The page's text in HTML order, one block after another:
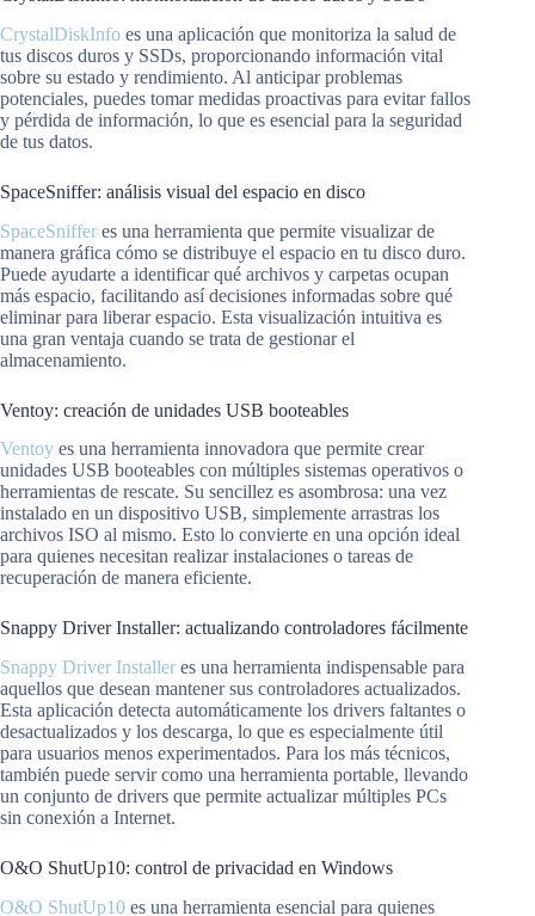
CrystalDiskInfo es una aplicación que monitoriza la salud de
tus discos duros y SSDs, proporcionando información vital
sobre su estado y rendimiento. Al anticipar problemas
potenciales, puedes tomar medidas proactivas para evitar fallos
y pérdida de información, lo que es esencial para la seguridad
de tus datos.
SpaceSniffer: análisis visual del espacio en disco
SpaceSniffer es una herramienta que permite visualizar de
manera gráfica cómo se distribuye el espacio en tu disco duro.
Puede ayudarte a identificar qué archivos y carpetas ocupan
más espacio, facilitando así decisiones informadas sobre qué
eliminar para liberar espacio. Esta visualización intuitiva es
una gran ventaja cuando se trata de gestionar el
almacenamiento.
Ventoy: creación de unidades USB booteables
Ventoy es una herramienta innovadora que permite crear
unidades USB booteables con múltiples sistemas operativos o
herramientas de rescate. Su sencillez es asombrosa: una vez
instalado en un dispositivo USB, simplemente arrastras los
archivos ISO al mismo. Esto lo convierte en una opción ideal
para quienes necesitan realizar instalaciones o tareas de
recuperación de manera eficiente.
Snappy Driver Installer: actualizando controladores fácilmente
Snappy Driver Installer es una herramienta indispensable para
aquellos que desean mantener sus controladores actualizados.
Esta aplicación detecta automáticamente los drivers faltantes o
desactualizados y los descarga, lo que es especialmente útil
para usuarios menos experimentados. Para los más técnicos,
también puede servir como una herramienta portable, llevando
un conjunto de drivers que permite actualizar múltiples PCs
sin conexión a Internet.
O&O ShutUp10: control de privacidad en Windows
O&O ShutUp10 es una herramienta esencial para quienes